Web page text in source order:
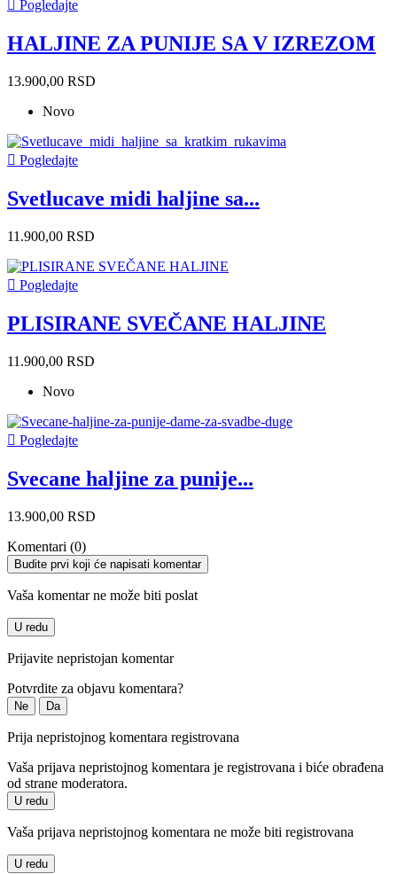
Pogledajte
HALJINE ZA PUNIJE SA V IZREZOM
13.900,00 RSD
Novo
 Pogledajte
Svetlucave midi haljine sa...
11.900,00 RSD
 Pogledajte
PLISIRANE SVEČANE HALJINE
11.900,00 RSD
Novo
 Pogledajte
Svecane haljine za punije...
13.900,00 RSD
Komentari (0)
Budite prvi koji će napisati komentar
Vaša komentar ne može biti poslat
U redu
Prijavite nepristojan komentar
Potvrdite za objavu komentara?
Ne Da
Prija nepristojnog komentara registrovana
Vaša prijava nepristojnog komentara je registrovana i biće obrađena
od strane moderatora.
U redu
Vaša prijava nepristojnog komentara ne može biti registrovana
U redu